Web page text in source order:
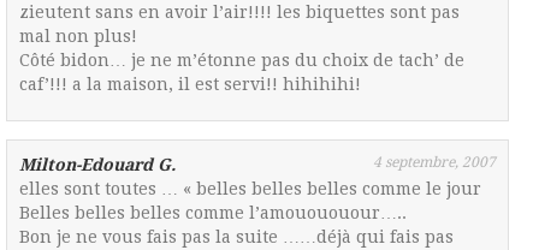
zieutent sans en avoir l’air!!!! les biquettes sont pas
mal non plus!
Côté bidon… je ne m’étonne pas du choix de tach’ de
caf’!!! a la maison, il est servi!! hihihihi!
Milton-Edouard G. 4 septembre, 2007
elles sont toutes … « belles belles belles comme le jour
Belles belles belles comme l’amouououour…..
Bon je ne vous fais pas la suite ……déjà qui fais pas